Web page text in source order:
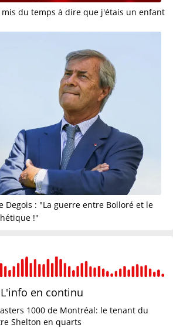
mis du temps à dire que j'étais un enfant
Degois : "La guerre entre Bolloré et le
!"
L'info en continu
1000 de Montréal: le tenant du
Shelton en quarts